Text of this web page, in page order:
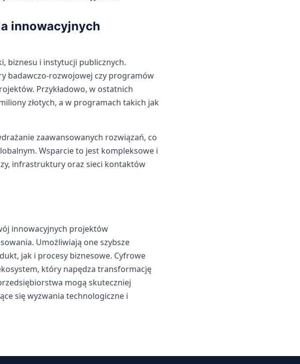
innowacyjnych
biznesu i instytucji publicznych.
badawczo-rozwojowej czy programów
Przykładowo, w ostatnich
złotych, a w programach takich jak
zaawansowanych rozwiązań, co
Wsparcie to jest kompleksowe i
infrastruktury oraz sieci kontaktów
innowacyjnych projektów
Umożliwiają one szybsze
jak i procesy biznesowe. Cyfrowe
który napędza transformację
mogą skuteczniej
się wyzwania technologiczne i